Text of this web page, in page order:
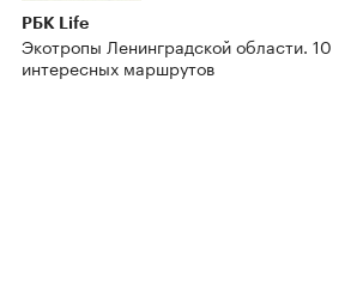
РБК Life
Экотропы Ленинградской области. 10
интересных маршрутов